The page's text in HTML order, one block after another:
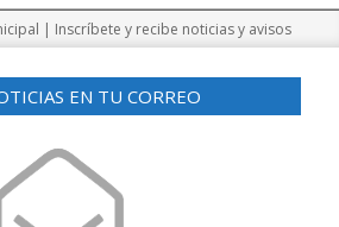
| Inscríbete y recibe noticias y avisos
EN TU CORREO